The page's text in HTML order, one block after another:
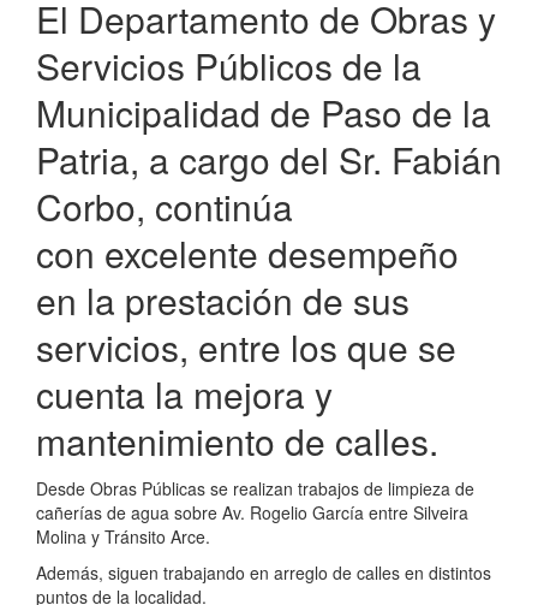
El Departamento de Obras y
Servicios Públicos de la
Municipalidad de Paso de la
Patria, a cargo del Sr. Fabián
Corbo, continúa
con excelente desempeño
en la prestación de sus
servicios, entre los que se
cuenta la mejora y
mantenimiento de calles.
Desde Obras Públicas se realizan trabajos de limpieza de
cañerías de agua sobre Av. Rogelio García entre Silveira
Molina y Tránsito Arce.
Además, siguen trabajando en arreglo de calles en distintos
puntos de la localidad.